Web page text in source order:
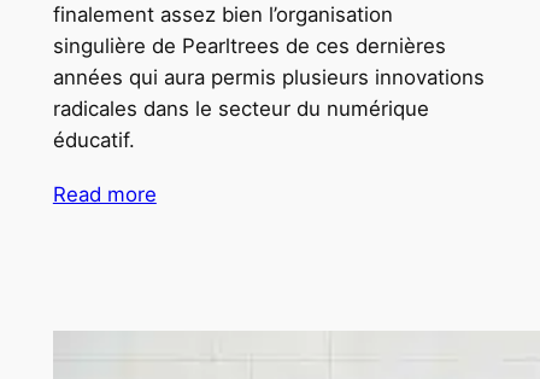
finalement assez bien l’organisation
singulière de Pearltrees de ces dernières
années qui aura permis plusieurs innovations
radicales dans le secteur du numérique
éducatif.
Read more